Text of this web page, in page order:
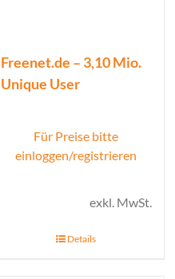
Freenet.de – 3,10 Mio.
Unique User
Für Preise bitte
einloggen/registrieren
exkl. MwSt.
Details